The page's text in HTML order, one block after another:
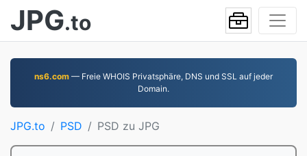
JPG.to
ns6.com — Freie WHOIS Privatsphäre, DNS und SSL auf jeder
Domain.
JPG.to PSD PSD zu JPG